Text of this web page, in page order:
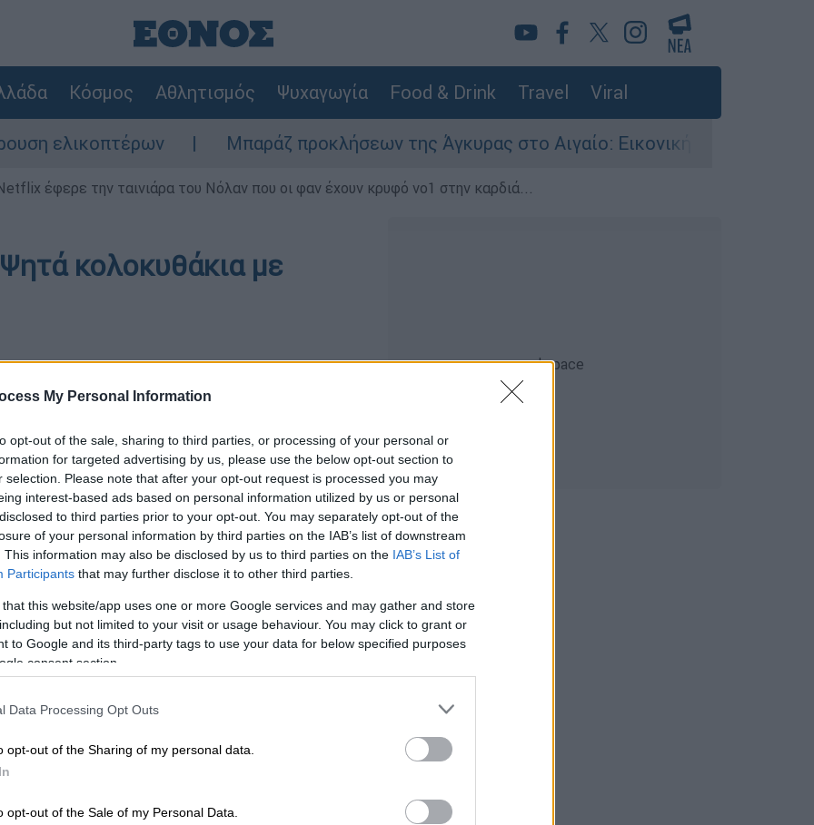
My Personal Information
opt-out of the sale, sharing to third parties, or processing of your personal or
for targeted advertising by us, please use the below opt-out section to
selection. Please note that after your opt-out request is processed you may
interest-based ads based on personal information utilized by us or personal
to third parties prior to your opt-out. You may separately opt-out of the
of your personal information by third parties on the IAB’s list of downstream
This information may also be disclosed by us to third parties on the IAB’s List of
Participants that may further disclose it to other third parties.
that this website/app uses one or more Google services and may gather and store
but not limited to your visit or usage behaviour. You may click to grant or
to Google and its third-party tags to use your data for below specified purposes
consent section.
Data Processing Opt Outs
opt-out of the Sharing of my personal data.
opt-out of the Sale of my Personal Data.
Κόσμος Αθλητισμός Ψυχαγωγία Food & Drink Travel Viral
ελικοπτέρων Μπαράζ προκλήσεων της Άγκυρας στο Αιγαίο: Εικονική αερομαχία
έφερε την ταινιάρα του Νόλαν που οι φαν έχουν κρυφό νο1 στην καρδιά...
κολοκυθάκια με
30'
4
Υλικά
15 μεγάλα
κολοκυθάκια
λίγο ελαιόλαδο
Για τη σάλτσα φέτας
τριμμένη